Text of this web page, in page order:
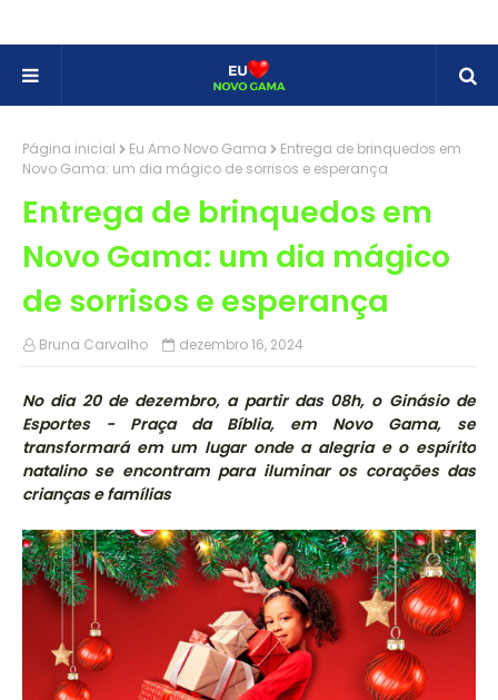
Página inicial Eu Amo Novo Gama
Entrega de brinquedos em
Novo Gama: um dia mágico de sorrisos e esperança
Entrega de brinquedos em
Novo Gama: um dia mágico
de sorrisos e esperança
Bruna Carvalho dezembro 16, 2024
No dia 20 de dezembro, a partir das 08h, o Ginásio de
Esportes - Praça da Bíblia, em Novo Gama, se
transformará em um lugar onde a alegria e o espírito
natalino se encontram para iluminar os corações das
crianças e famílias